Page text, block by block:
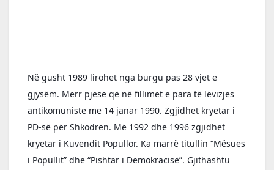
Në gusht 1989 lirohet nga burgu pas 28 vjet e
gjysëm. Merr pjesë që në fillimet e para të lëvizjes
antikomuniste me 14 janar 1990. Zgjidhet kryetar i
PD-së për Shkodrën. Më 1992 dhe 1996 zgjidhet
kryetar i Kuvendit Popullor. Ka marrë titullin “Mësues
i Popullit” dhe “Pishtar i Demokracisë”. Gjithashtu